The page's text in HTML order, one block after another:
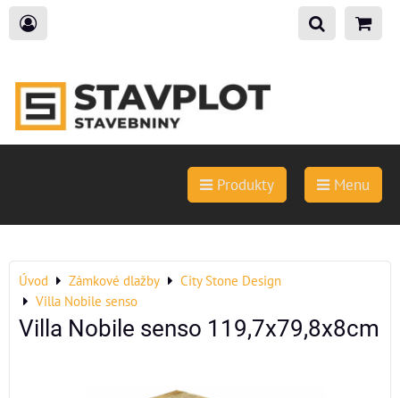
Produkty Menu
Úvod Zámkové dlažby
City Stone Design
Villa Nobile senso
Villa Nobile senso 119,7x79,8x8cm